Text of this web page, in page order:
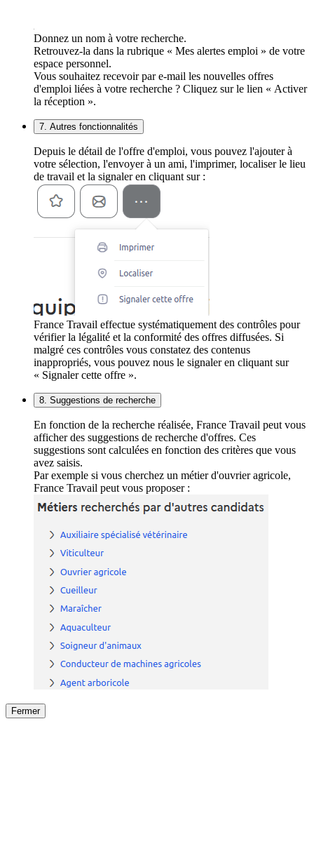
Donnez un nom à votre recherche.
Retrouvez-la dans la rubrique « Mes alertes emploi » de votre
espace personnel.
Vous souhaitez recevoir par e-mail les nouvelles offres
d'emploi liées à votre recherche ? Cliquez sur le lien « Activer
la réception ».
7. Autres fonctionnalités
Depuis le détail de l'offre d'emploi, vous pouvez l'ajouter à
votre sélection, l'envoyer à un ami, l'imprimer, localiser le lieu
de travail et la signaler en cliquant sur :
France Travail effectue systématiquement des contrôles pour
vérifier la légalité et la conformité des offres diffusées. Si
malgré ces contrôles vous constatez des contenus
inappropriés, vous pouvez nous le signaler en cliquant sur
« Signaler cette offre ».
8. Suggestions de recherche
En fonction de la recherche réalisée, France Travail peut vous
afficher des suggestions de recherche d'offres. Ces
suggestions sont calculées en fonction des critères que vous
avez saisis.
Par exemple si vous cherchez un métier d'ouvrier agricole,
France Travail peut vous proposer :
Fermer